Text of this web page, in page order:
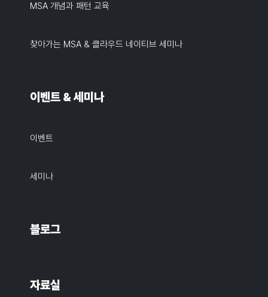
MSA 개념과 패턴 교육
찾아가는 MSA & 클라우드 네이티브 세미나
이벤트 & 세미나
이벤트
세미나
블로그
자료실